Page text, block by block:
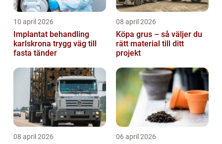
10 april 2026
Implantat behandling
karlskrona trygg väg till
fasta tänder
08 april 2026
Köpa grus – så väljer du
rätt material till ditt
projekt
08 april 2026 06 april 2026